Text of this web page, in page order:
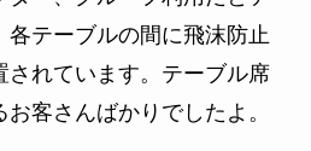
各テーブルの間に飛沫防止
されています。テーブル席
客さんばかりでしたよ。